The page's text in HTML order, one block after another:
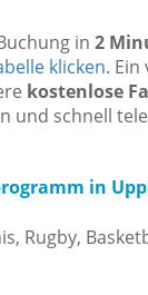
in 2
klicken.
kostenlose
und schnell
in
Rugby,